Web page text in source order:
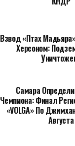
Взвод «Птах
Херсоном:
Самара
Чемпиона: Финал
«VOLGA» По
Августа